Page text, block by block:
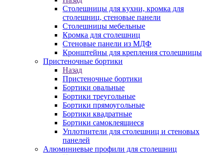
Столешницы для кухни, кромка для
столешниц, стеновые панели
Столешницы мебельные
Кромка для столешниц
Стеновые панели из МДФ
Кронштейны для крепления столешницы
Пристеночные бортики
Назад
Пристеночные бортики
Бортики овальные
Бортики треугольные
Бортики прямоугольные
Бортики квадратные
Бортики самоклеящиеся
Уплотнители для столешниц и стеновых
панелей
Алюминиевые профили для столешниц